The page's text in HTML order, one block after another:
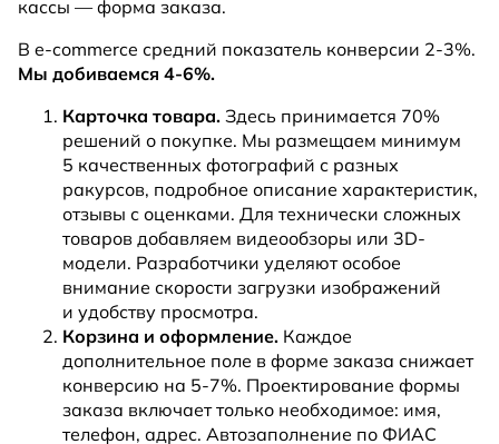
кассы — форма заказа.
В e-commerce средний показатель конверсии 2-3%.
Мы добиваемся 4-6%.
Карточка товара. Здесь принимается 70%
решений о покупке. Мы размещаем минимум
5 качественных фотографий с разных
ракурсов, подробное описание характеристик,
отзывы с оценками. Для технически сложных
товаров добавляем видеообзоры или 3D-
модели. Разработчики уделяют особое
внимание скорости загрузки изображений
и удобству просмотра.
Корзина и оформление. Каждое
дополнительное поле в форме заказа снижает
конверсию на 5-7%. Проектирование формы
заказа включает только необходимое: имя,
телефон, адрес. Автозаполнение по ФИАС